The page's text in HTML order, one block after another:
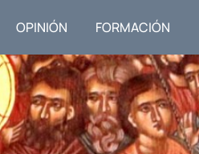
OPINIÓN FORMACIÓN